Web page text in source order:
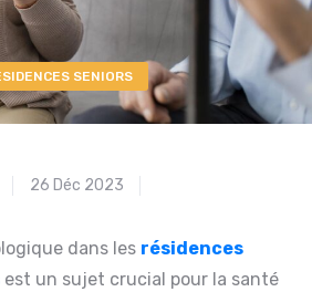
SENIORS
26 Déc 2023
dans les résidences
est un sujet crucial pour la santé